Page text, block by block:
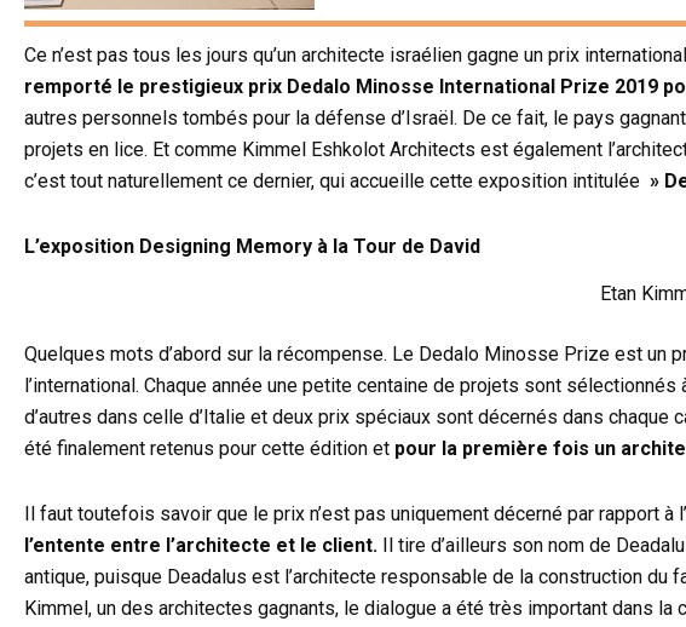
Ce n’est pas tous les jours qu’un architecte israélien gagne un prix
remporté le prestigieux prix Dedalo Minosse International Prize 2019
autres personnels tombés pour la défense d’Israël. De ce fait, le pays
projets en lice. Et comme Kimmel Eshkolot Architects est également
c’est tout naturellement ce dernier, qui accueille cette exposition intitulée »
L’exposition Designing Memory à la Tour de David
Etan
Quelques mots d’abord sur la récompense. Le Dedalo Minosse Prize est un
l’international. Chaque année une petite centaine de projets sont
d’autres dans celle d’Italie et deux prix spéciaux sont décernés dans
été finalement retenus pour cette édition et pour la première fois un
Il faut toutefois savoir que le prix n’est pas uniquement décerné par rapport à
l’entente entre l’architecte et le client. Il tire d’ailleurs son nom de
antique, puisque Deadalus est l’architecte responsable de la construction du
Kimmel, un des architectes gagnants, le dialogue a été très important dans